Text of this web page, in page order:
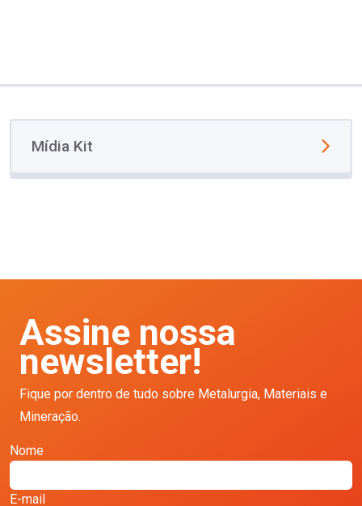
Mídia Kit
Assine nossa
newsletter!
Fique por dentro de tudo sobre Metalurgia, Materiais e
Mineração.
Nome
E-mail